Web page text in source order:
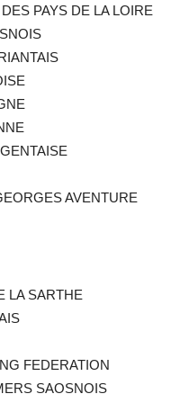
PAYS DE LA LOIRE
AVENTURE
LA SARTHE
FEDERATION
SAOSNOIS